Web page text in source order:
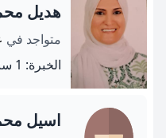
هديل
متواجد في
الخبرة: 1 سنة
اسيل